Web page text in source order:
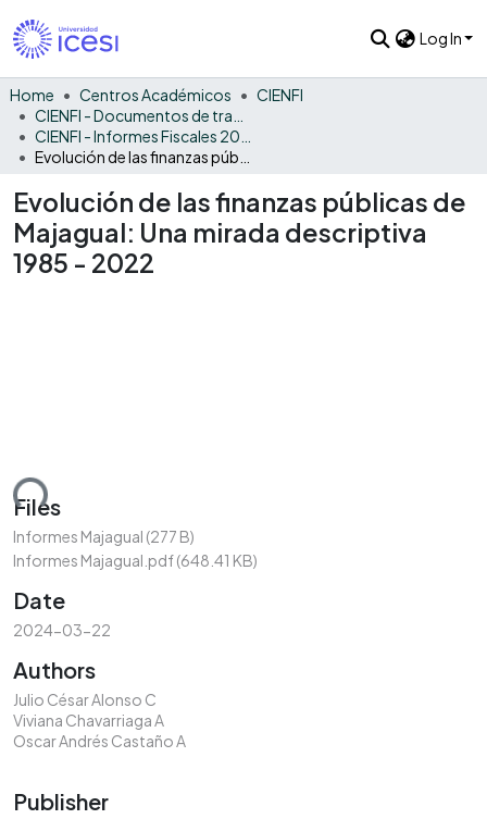
Log In
Home Centros Académicos
CIENFI
Evolución de las finanzas públicas de
Majagual: Una mirada descriptiva
1985 - 2022
Files
Informes Majagual (277 B)
Informes Majagual.pdf(648.41 KB)
Date
2024-03-22
Authors
Julio César Alonso C
Viviana Chavarriaga A
Oscar Andrés Castaño A
Publisher